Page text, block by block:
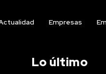
Empresas
Lo último